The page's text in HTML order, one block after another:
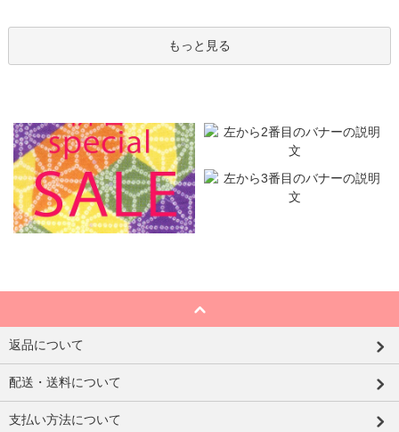
もっと見る
返品について
配送・送料について
支払い方法について